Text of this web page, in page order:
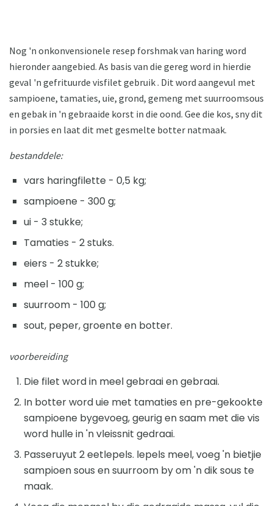
Nog 'n onkonvensionele resep forshmak van haring word
hieronder aangebied. As basis van die gereg word in hierdie
geval 'n gefrituurde visfilet gebruik . Dit word aangevul met
sampioene, tamaties, uie, grond, gemeng met suurroomsous
en gebak in 'n gebraaide korst in die oond. Gee die kos, sny dit
in porsies en laat dit met gesmelte botter natmaak.
bestanddele:
vars haringfilette - 0,5 kg;
sampioene - 300 g;
ui - 3 stukke;
Tamaties - 2 stuks.
eiers - 2 stukke;
meel - 100 g;
suurroom - 100 g;
sout, peper, groente en botter.
voorbereiding
Die filet word in meel gebraai en gebraai.
In botter word uie met tamaties en pre-gekookte
sampioene bygevoeg, geurig en saam met die vis
word hulle in 'n vleissnit gedraai.
Passeruyut 2 eetlepels. lepels meel, voeg 'n bietjie
sampioen sous en suurroom by om 'n dik sous te
maak.